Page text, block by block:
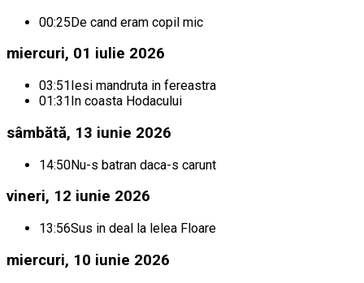
00:25De cand eram copil mic
miercuri, 01 iulie 2026
03:51 Iesi mandruta in fereastra
01:31 In coasta Hodacului
sâmbătă, 13 iunie 2026
14:50Nu-s batran daca-s carunt
vineri, 12 iunie 2026
13:56Sus in deal la lelea Floare
miercuri, 10 iunie 2026